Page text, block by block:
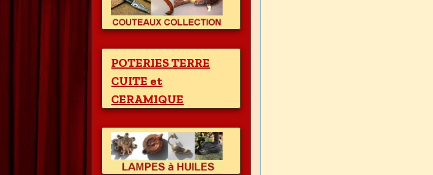
POTERIES TERRE
CUITE et
CERAMIQUE